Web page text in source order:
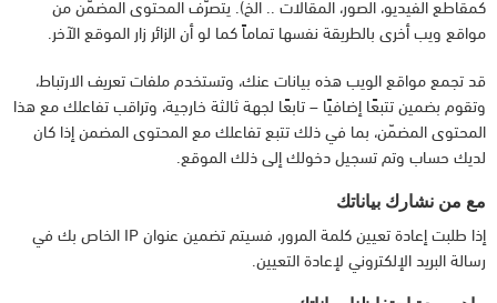
مواقع ويب أخرى بالطريقة نفسها تماماً كما لو أن الزائر زار الموقع الآخر.
قد تجمع مواقع الويب هذه بيانات عنك، وتستخدم ملفات تعريف الارتباط،
وتقوم بضمين تتبعًا إضافيًا – تابعًا لجهة ثالثة خارجية، وتراقب تفاعلك مع هذا
المحتوى المضمّن، بما في ذلك تتبع تفاعلك مع المحتوى المضمن إذا كان
لديك حساب وتم تسجيل دخولك إلى ذلك الموقع.
مع من نشارك بياناتك
إذا طلبت إعادة تعيين كلمة المرور، فسيتم تضمين عنوان IP الخاص بك في
رسالة البريد الإلكتروني لإعادة التعيين.